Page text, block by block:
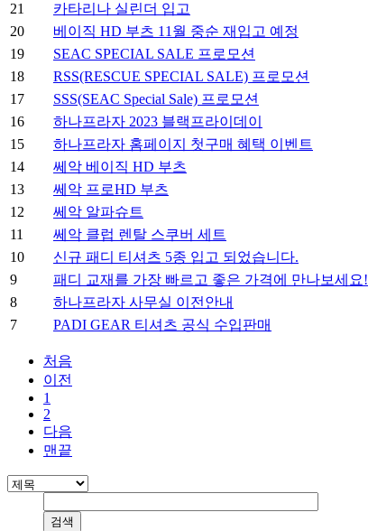
21
카타리나 실린더 입고
20
베이직 HD 부츠 11월 중순 재입고 예정
19
SEAC SPECIAL SALE 프로모션
18
RSS(RESCUE SPECIAL SALE) 프로모션
17
SSS(SEAC Special Sale) 프로모션
16
하나프라자 2023 블랙프라이데이
15
하나프라자 홈페이지 첫구매 혜택 이벤트
14
쎄악 베이직 HD 부츠
13
쎄악 프로HD 부츠
12
쎄악 알파슈트
11
쎄악 클럽 렌탈 스쿠버 세트
10
신규 패디 티셔츠 5종 입고 되었습니다.
9
패디 교재를 가장 빠르고 좋은 가격에 만나보세요!
8
하나프라자 사무실 이전안내
7
PADI GEAR 티셔츠 공식 수입판매
처음
이전
1
2
다음
맨끝